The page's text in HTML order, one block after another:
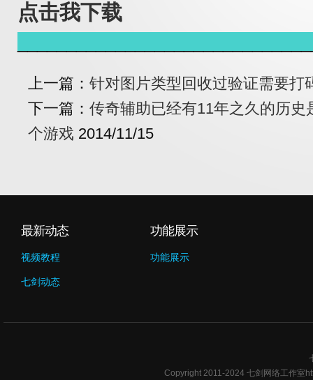
点击我下载
上一篇： 针对图片类型回收过验证需要打
下一篇： 传奇辅助已经有11年之久的历
个游戏 2014/11/15
最新动态
视频教程
七剑动态
功能展示
功能展示
Copyright 2011-2024 七剑网络工作室